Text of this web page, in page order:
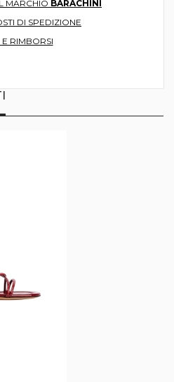
MARCHIO BARACHINI
DI SPEDIZIONE
E RIMBORSI